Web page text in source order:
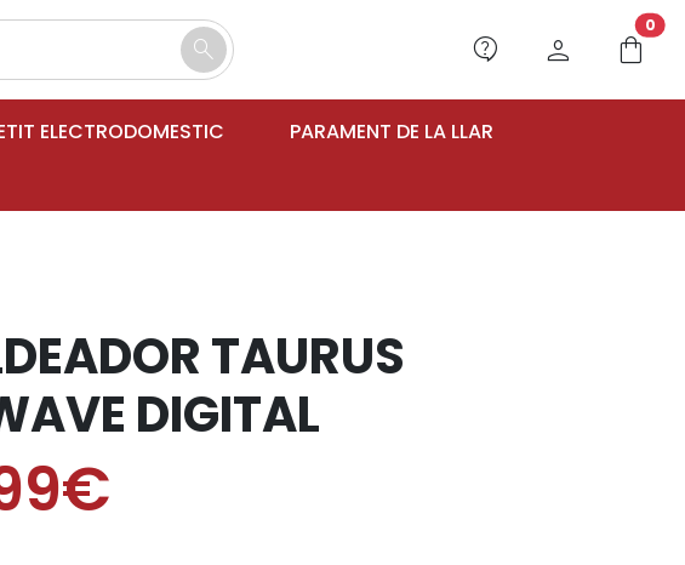
search contact_support person shopping_bag
0
ELECTRODOMESTIC
PARAMENT DE LA LLAR
TAURUS
DIGITAL